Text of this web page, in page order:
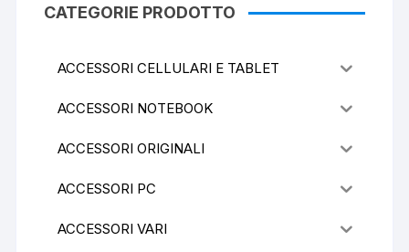
CATEGORIE PRODOTTO
ACCESSORI CELLULARI E TABLET
ACCESSORI NOTEBOOK
ACCESSORI ORIGINALI
ACCESSORI PC
ACCESSORI VARI